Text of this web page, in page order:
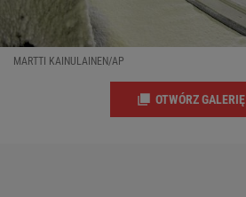
MARTTI KAINULAINEN/AP
OTWÓRZ GALERIĘ